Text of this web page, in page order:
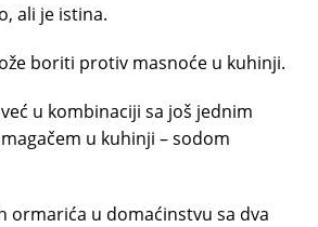
ali je istina.
boriti protiv masnoće u kuhinji.
u kombinaciji sa još jednim
u kuhinji – sodom
ormarića u domaćinstvu sa dva